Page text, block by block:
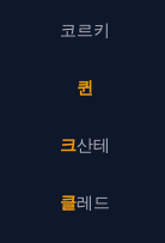
코르키
퀸
크산테
클레드